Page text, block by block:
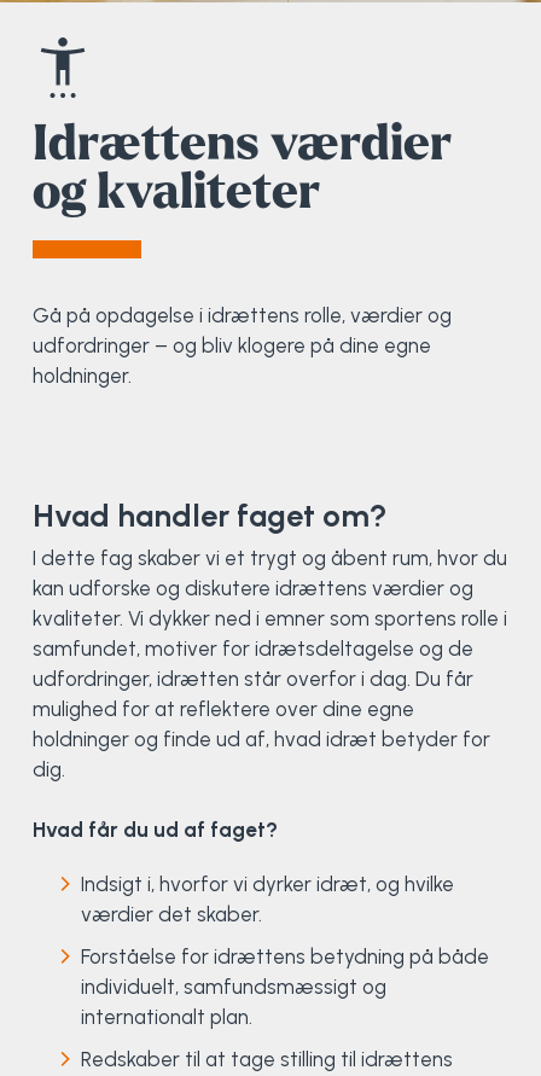
Idrættens værdier
og kvaliteter
Gå på opdagelse i idrættens rolle, værdier og
udfordringer – og bliv klogere på dine egne
holdninger.
Hvad handler faget om?
I dette fag skaber vi et trygt og åbent rum, hvor du
kan udforske og diskutere idrættens værdier og
kvaliteter. Vi dykker ned i emner som sportens rolle i
samfundet, motiver for idrætsdeltagelse og de
udfordringer, idrætten står overfor i dag. Du får
mulighed for at reflektere over dine egne
holdninger og finde ud af, hvad idræt betyder for
dig.
Hvad får du ud af faget?
Indsigt i, hvorfor vi dyrker idræt, og hvilke
værdier det skaber.
Forståelse for idrættens betydning på både
individuelt, samfundsmæssigt og
internationalt plan.
Redskaber til at tage stilling til idrættens
Elevportræt
Brochure
Priser
Fitness
Fodbold
Friluftsliv
Futsal
Golf
Hiphop
Klatring
Løb
OCR
Padel
Rytmisk gymnastik
Spring
Styrketræning
Organisk værksted
Sportsmassør
Strik og Hækling
Udekøkken
Ølbrygning
Køn, krop og seksualitet
Politi-teori
Ro på
Sportspsykologi
Træner- og lederakademi
Projektleder
Sportsmassør
Træner- og lederakademi
OCR i Spanien
Skitur til Norge
Surf i Marokko
Mille Sigsgaard Christensen
Peter Fuglsang
Thomas Skovgaard
Trine Rask-Nielsen
Troels Rasmussen
Viborg Elitehold